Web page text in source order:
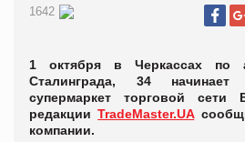
1642
1 октября в Черкассах по
Сталинграда, 34 начинает
супермаркет торговой
редакцииTradeMaster.UA
компании.